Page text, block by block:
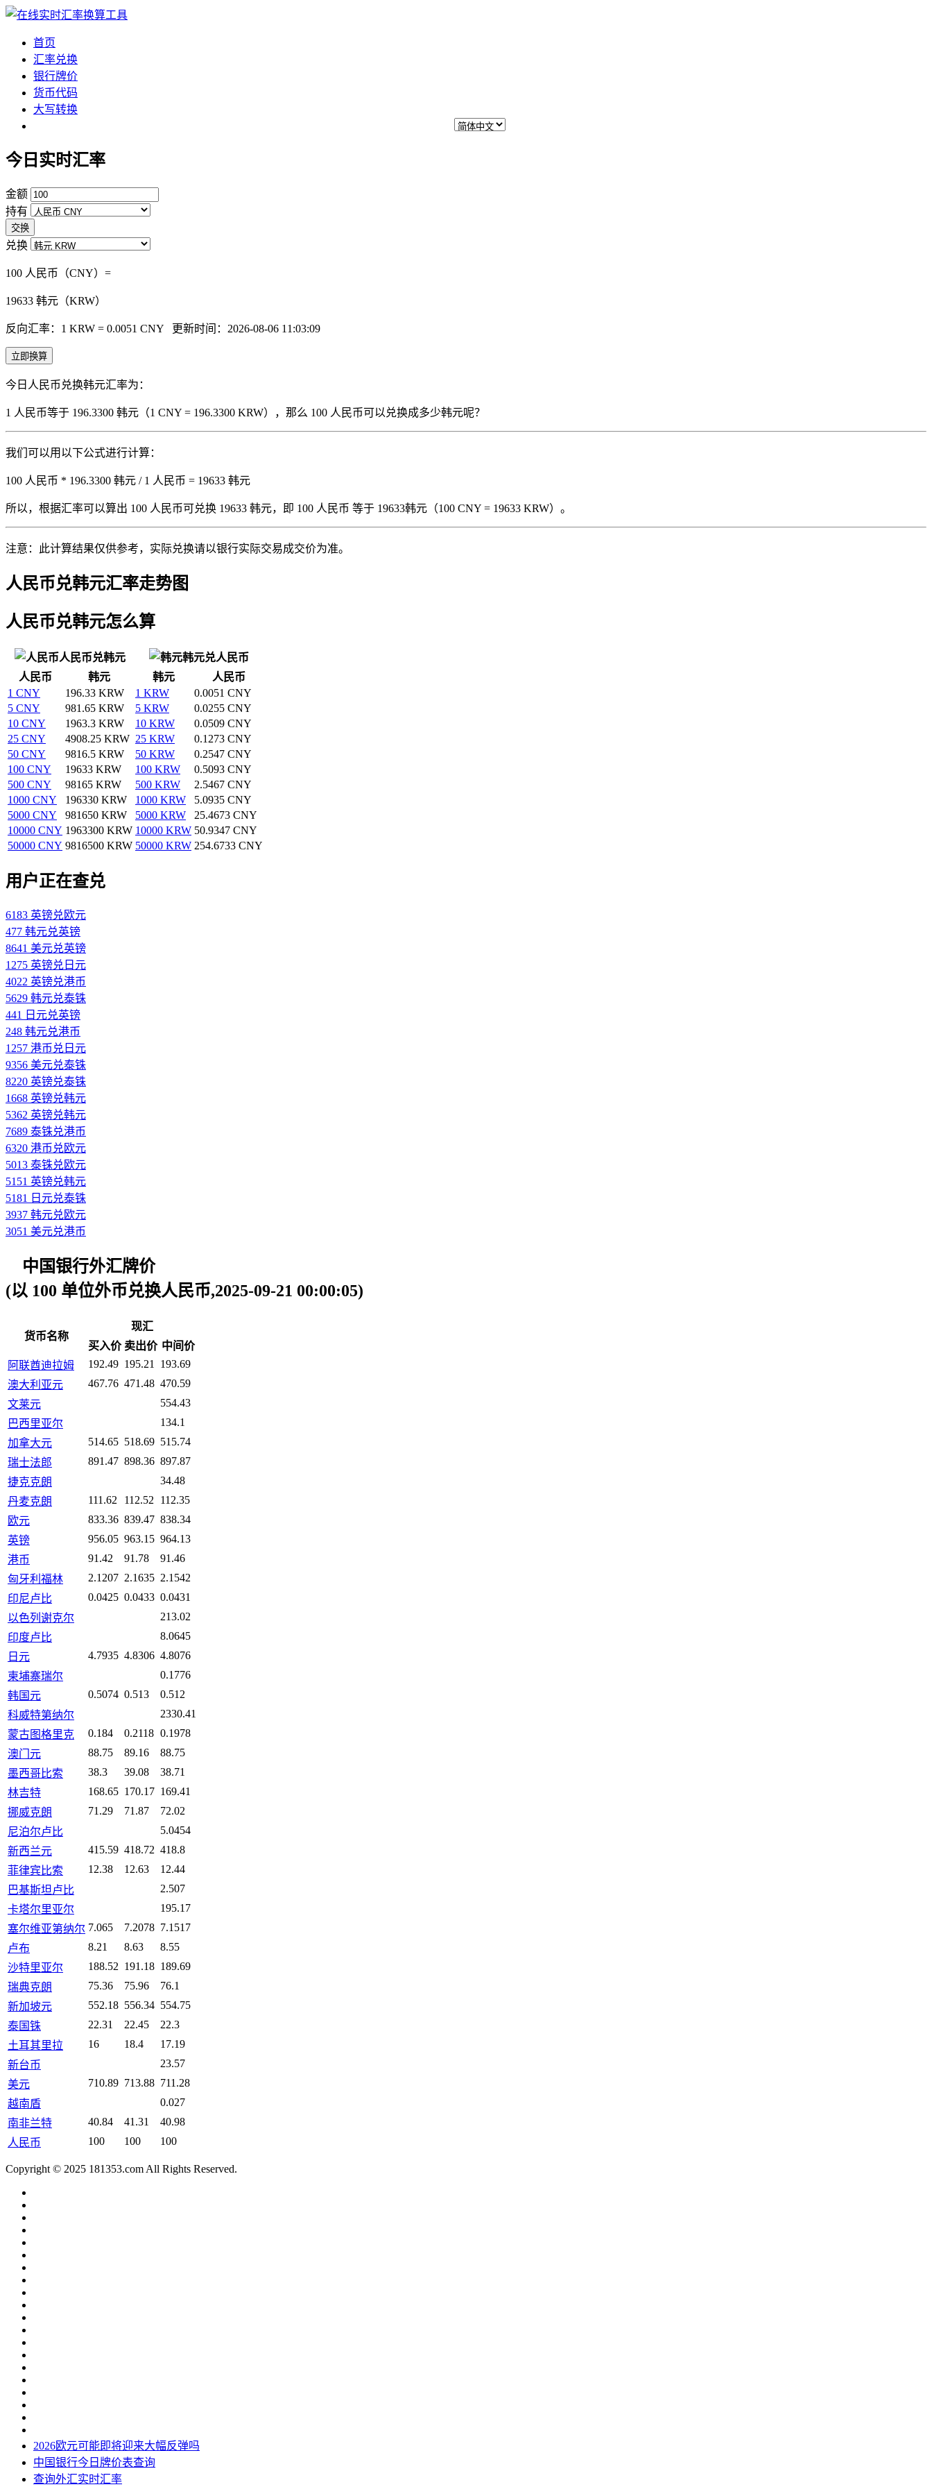
首页
汇率兑换
银行牌价
货币代码
大写转换
今日实时汇率
金额
持有
交换
兑换
100 人民币（CNY）=
19633 韩元（KRW）
反向汇率：1 KRW = 0.0051 CNY 更新时间：2026-08-06 11:03:09
立即换算
今日人民币兑换韩元汇率为：
1 人民币等于 196.3300 韩元（1 CNY = 196.3300 KRW），那么 100 人民币可以兑换成多少韩元呢？
我们可以用以下公式进行计算：
100 人民币 * 196.3300 韩元 / 1 人民币 = 19633 韩元
所以，根据汇率可以算出 100 人民币可兑换 19633 韩元，即 100 人民币 等于 19633韩元（100 CNY = 19633 KRW）。
注意：此计算结果仅供参考，实际兑换请以银行实际交易成交价为准。
人民币兑韩元汇率走势图
人民币兑韩元怎么算
人民币兑韩元
韩元兑人民币
人民币
韩元 韩元
人民币
1 CNY
196.33 KRW 1 KRW
0.0051 CNY
5 CNY
981.65 KRW 5 KRW
0.0255 CNY
10 CNY
1963.3 KRW 10 KRW
0.0509 CNY
25 CNY
4908.25 KRW 25 KRW
0.1273 CNY
50 CNY
9816.5 KRW 50 KRW
0.2547 CNY
100 CNY
19633 KRW 100 KRW
0.5093 CNY
500 CNY
98165 KRW 500 KRW
2.5467 CNY
1000 CNY
196330 KRW 1000 KRW
5.0935 CNY
5000 CNY
981650 KRW 5000 KRW
25.4673 CNY
10000 CNY 1963300 KRW 10000 KRW 50.9347 CNY
50000 CNY 9816500 KRW 50000 KRW 254.6733 CNY
用户正在查兑
6183 英镑兑欧元
477 韩元兑英镑
8641 美元兑英镑
1275 英镑兑日元
4022 英镑兑港币
5629 韩元兑泰铢
441 日元兑英镑
248 韩元兑港币
1257 港币兑日元
9356 美元兑泰铢
8220 英镑兑泰铢
1668 英镑兑韩元
5362 英镑兑韩元
7689 泰铢兑港币
6320 港币兑欧元
5013 泰铢兑欧元
5151 英镑兑韩元
5181 日元兑泰铢
3937 韩元兑欧元
3051 美元兑港币
中国银行外汇牌价
(以 100 单位外币兑换人民币,2025-09-21 00:00:05)
货币名称
现汇
买入价 卖出价 中间价
阿联酋迪拉姆
192.49 195.21
193.69
澳大利亚元
467.76 471.48 470.59
文莱元
554.43
巴西里亚尔
134.1
加拿大元
514.65 518.69 515.74
瑞士法郎
891.47 898.36 897.87
捷克克朗
34.48
丹麦克朗
111.62 112.52
112.35
欧元
833.36 839.47 838.34
英镑
956.05 963.15 964.13
港币
91.42 91.78
91.46
匈牙利福林
2.1207 2.1635 2.1542
印尼卢比
0.0425 0.0433 0.0431
以色列谢克尔
213.02
印度卢比
8.0645
日元
4.7935 4.8306 4.8076
柬埔寨瑞尔
0.1776
韩国元
0.5074 0.513
0.512
科威特第纳尔
2330.41
蒙古图格里克
0.184 0.2118 0.1978
澳门元
88.75 89.16
88.75
墨西哥比索
38.3 39.08
38.71
林吉特
168.65 170.17 169.41
挪威克朗
71.29 71.87
72.02
尼泊尔卢比
5.0454
新西兰元
415.59 418.72 418.8
菲律宾比索
12.38 12.63
12.44
巴基斯坦卢比
2.507
卡塔尔里亚尔
195.17
塞尔维亚第纳尔 7.065 7.2078 7.1517
卢布
8.21 8.63
8.55
沙特里亚尔
188.52 191.18 189.69
瑞典克朗
75.36 75.96
76.1
新加坡元
552.18 556.34 554.75
泰国铢
22.31 22.45
22.3
土耳其里拉
16 18.4
17.19
新台币
23.57
美元
710.89 713.88 711.28
越南盾
0.027
南非兰特
40.84 41.31
40.98
人民币
100 100 100
Copyright © 2025 181353.com All Rights Reserved.
2026欧元可能即将迎来大幅反弹吗
中国银行今日牌价表查询
查询外汇实时汇率